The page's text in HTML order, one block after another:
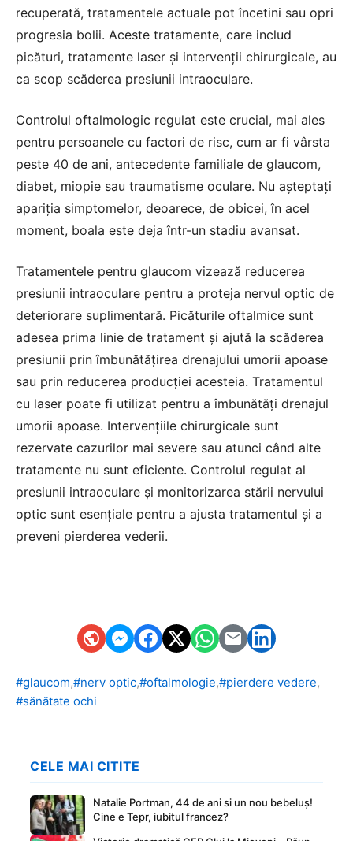
recuperată, tratamentele actuale pot încetini sau opri
progresia bolii. Aceste tratamente, care includ
picături, tratamente laser și intervenții chirurgicale, au
ca scop scăderea presiunii intraoculare.
Controlul oftalmologic regulat este crucial, mai ales
pentru persoanele cu factori de risc, cum ar fi vârsta
peste 40 de ani, antecedente familiale de glaucom,
diabet, miopie sau traumatisme oculare. Nu așteptați
apariția simptomelor, deoarece, de obicei, în acel
moment, boala este deja într-un stadiu avansat.
Tratamentele pentru glaucom vizează reducerea
presiunii intraoculare pentru a proteja nervul optic de
deteriorare suplimentară. Picăturile oftalmice sunt
adesea prima linie de tratament și ajută la scăderea
presiunii prin îmbunătățirea drenajului umorii apoase
sau prin reducerea producției acesteia. Tratamentul
cu laser poate fi utilizat pentru a îmbunătăți drenajul
umorii apoase. Intervențiile chirurgicale sunt
rezervate cazurilor mai severe sau atunci când alte
tratamente nu sunt eficiente. Controlul regulat al
presiunii intraoculare și monitorizarea stării nervului
optic sunt esențiale pentru a ajusta tratamentul și a
preveni pierderea vederii.
#glaucom,#nerv optic,#oftalmologie,#pierdere vedere,
#sănătate ochi
CELE MAI CITITE
Natalie Portman, 44 de ani si un nou bebeluș!
Cine e Tepr, iubitul francez?